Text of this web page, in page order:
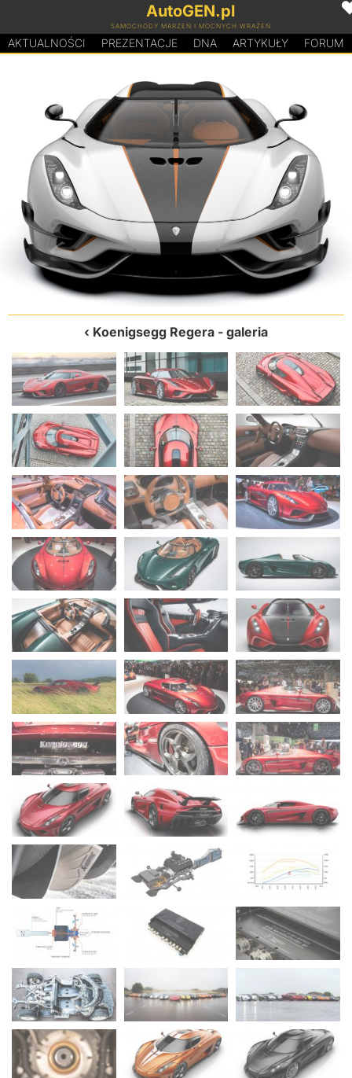
AutoGEN.pl
SAMOCHODY MARZEŃ I MOCNYCH WRAŻEŃ
AKTUALNOŚCI PREZENTACJE DNA ARTYKUŁY FORUM
Koenigsegg Regera - galeria